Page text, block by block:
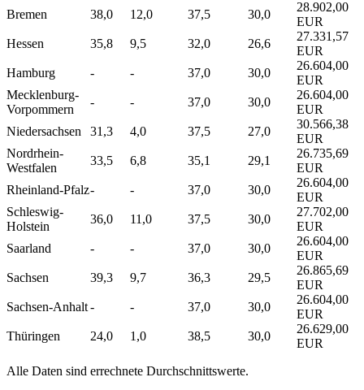
Bremen
38,0 12,0 37,5 30,0
28.902,00
EUR
Hessen
35,8 9,5 32,0 26,6
27.331,57
EUR
Hamburg
- - 37,0 30,0
26.604,00
EUR
Mecklenburg-
Vorpommern
- - 37,0 30,0
26.604,00
EUR
Niedersachsen
31,3 4,0 37,5 27,0
30.566,38
EUR
Nordrhein-
Westfalen
33,5 6,8 35,1 29,1
26.735,69
EUR
Rheinland-Pfalz- - 37,0 30,0
26.604,00
EUR
Schleswig-
Holstein
36,0 11,0 37,5 30,0
27.702,00
EUR
Saarland
- - 37,0 30,0
26.604,00
EUR
Sachsen
39,3 9,7 36,3 29,5
26.865,69
EUR
Sachsen-Anhalt- - 37,0 30,0
26.604,00
EUR
Thüringen
24,0 1,0 38,5 30,0
26.629,00
EUR
Alle Daten sind errechnete Durchschnittswerte.